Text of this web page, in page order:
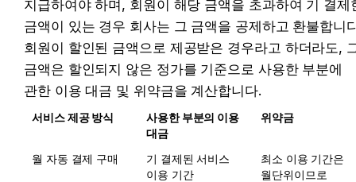
지급하여야 하며, 회원이 해당 금액을 초과하여 기 결제
금액이 있는 경우 회사는 그 금액을 공제하고 환불합니
회원이 할인된 금액으로 제공받은 경우라고 하더라도,
금액은 할인되지 않은 정가를 기준으로 사용한 부분에
관한 이용 대금 및 위약금을 계산합니다.
서비스 제공 방식
사용한 부분의 이용
대금
위약금
월 자동 결제 구매
기 결제된 서비스
이용 기간
최소 이용 기간은
월단위이므로